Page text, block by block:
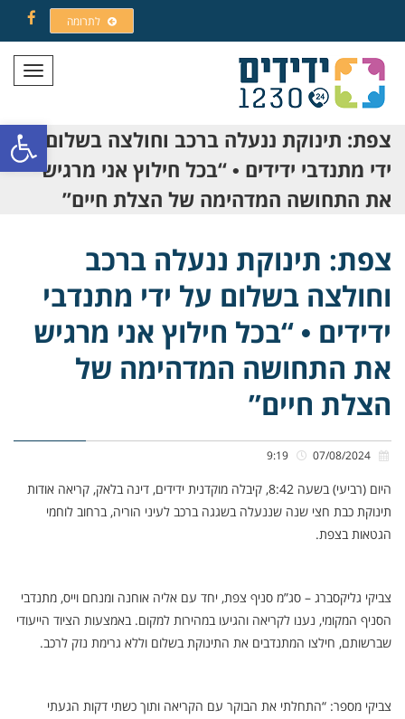
פתח
לתרומה
תפריט
צפת: תינוקת ננעלה ברכב וחולצה בשלום על
ידי מתנדבי ידידים • “בכל חילוץ אני מרגיש
את התחושה המדהימה של הצלת חיים”
צפת: תינוקת ננעלה ברכב
וחולצה בשלום על ידי מתנדבי
ידידים • “בכל חילוץ אני מרגיש
את התחושה המדהימה של
הצלת חיים”
היום (רביעי) בשעה 8:42, קיבלה מוקדנית ידידים, דינה בלאק, קריאה אודות
תינוקת כבת חצי שנה שננעלה בשגגה ברכב לעיני הוריה, ברחוב לוחמי
הגטאות בצפת.
צביקי גליקסברג – סג”מ סניף צפת, יחד עם אליה אוחנה ומנחם וייס, מתנדבי
הסניף המקומי, נענו לקריאה והגיעו במהירות למקום. באמצעות הציוד הייעודי
שברשותם, חילצו המתנדבים את התינוקת בשלום וללא גרימת נזק לרכב.
צביקי מספר: “התחלתי את הבוקר עם הקריאה ותוך כשתי דקות הגעתי